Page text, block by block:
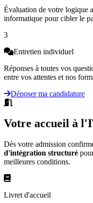
Évaluation de votre logique
informatique pour cibler le
3
Entretien individuel
Réponses à toutes vos
entre vos attentes et nos
Déposer ma candidature
Votre accueil à
Dès votre admission
d'intégration structuré
meilleures conditions.
Livret d'accueil